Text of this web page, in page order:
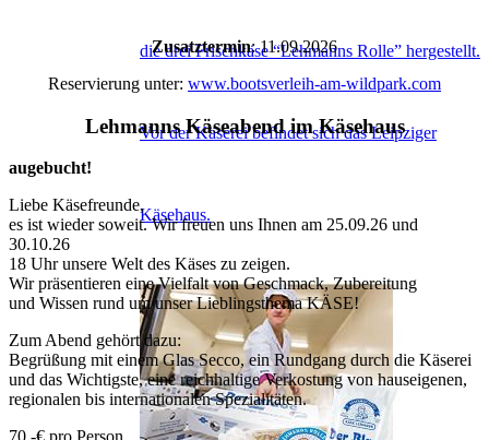
die drei Frischkäse “Lehmanns Rolle” hergestellt.
Vor der Käserei befindet sich das Leipziger
Käsehaus.
Zusatztermin: 11.09.2026
Reservierung unter: www.bootsverleih-am-wildpark.com
Lehmanns Käseabend im Käsehaus
augebucht!
Liebe Käsefreunde,
es ist wieder soweit. Wir freuen uns Ihnen am 25.09.26 und
30.10.26
18 Uhr unsere Welt des Käses zu zeigen.
Wir präsentieren eine Vielfalt von Geschmack, Zubereitung
und Wissen rund um unser Lieblingsthema KÄSE!
Zum Abend gehört dazu:
Begrüßung mit einem Glas Secco, ein Rundgang durch die Käserei
und das Wichtigste, eine reichhaltige Verkostung von hauseigenen,
regionalen bis internationalen Spezialitäten.